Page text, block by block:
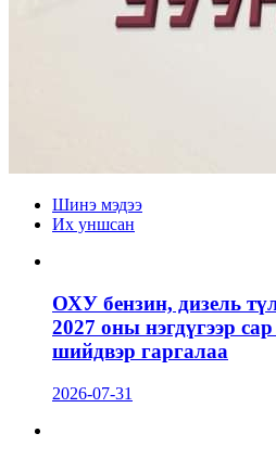
Шинэ мэдээ
Их уншсан
ОХУ бензин, дизель
2027 оны нэгдүгээр
шийдвэр гаргалаа
2026-07-31